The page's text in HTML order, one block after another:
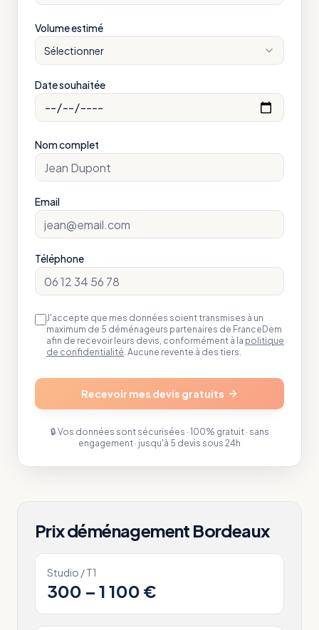
Volume estimé
Sélectionner
Date souhaitée
Nom complet
Email
Téléphone
J'accepte que mes données soient transmises à un
maximum de 5 déménageurs partenaires de FranceDem
afin de recevoir leurs devis, conformément à la politique
de confidentialité. Aucune revente à des tiers.
Recevoir mes devis gratuits
🔒 Vos données sont sécurisées · 100% gratuit · sans
engagement · jusqu'à 5 devis sous 24h
Prix déménagement Bordeaux
Studio / T1
300 – 1 100 €